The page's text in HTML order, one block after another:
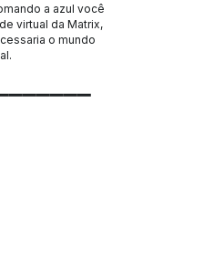
a azul você
virtual da Matrix,
o mundo